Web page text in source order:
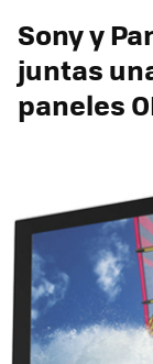
Sony y
juntas
paneles